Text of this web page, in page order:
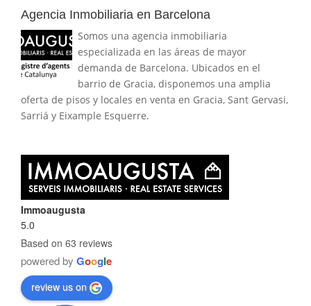
Agencia Inmobiliaria en Barcelona
Somos una agencia inmobiliaria
especializada en las áreas de mayor
demanda de Barcelona. Ubicados en el
barrio de Gracia, disponemos una amplia
oferta de pisos y locales en venta en Gracia, Sant Gervasi,
Sarriá y Eixample Esquerre.
Immoaugusta
5.0
Based on 63 reviews
powered by Google
review us on